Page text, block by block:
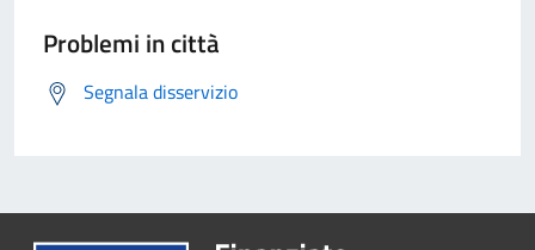
Problemi in città
Segnala disservizio